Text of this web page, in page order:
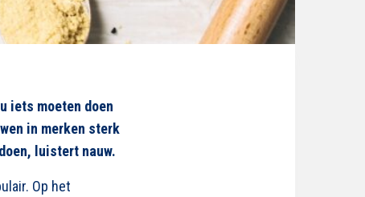
iets moeten doen
in merken sterk
luistert nauw.
Op het